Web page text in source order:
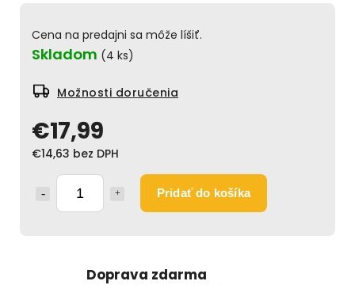
€17,99
€14,63 bez DPH
Pridať do košíka
Cena na predajni sa môže líšiť.
Skladom (4 ks)
Možnosti doručenia
Doprava zdarma